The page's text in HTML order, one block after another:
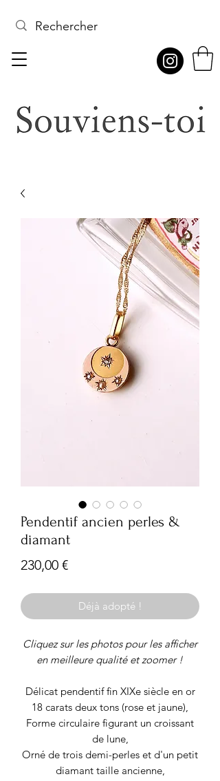
Pendentif ancien perles &
diamant
230,00 €Prix
Déjà adopté !
Cliquez sur les photos pour les afficher
en meilleure qualité et zoomer !
Délicat pendentif fin XIXe siècle en or
18 carats deux tons (rose et jaune),
Forme circulaire figurant un croissant
de lune,
Orné de trois demi-perles et d'un petit
diamant taille ancienne,